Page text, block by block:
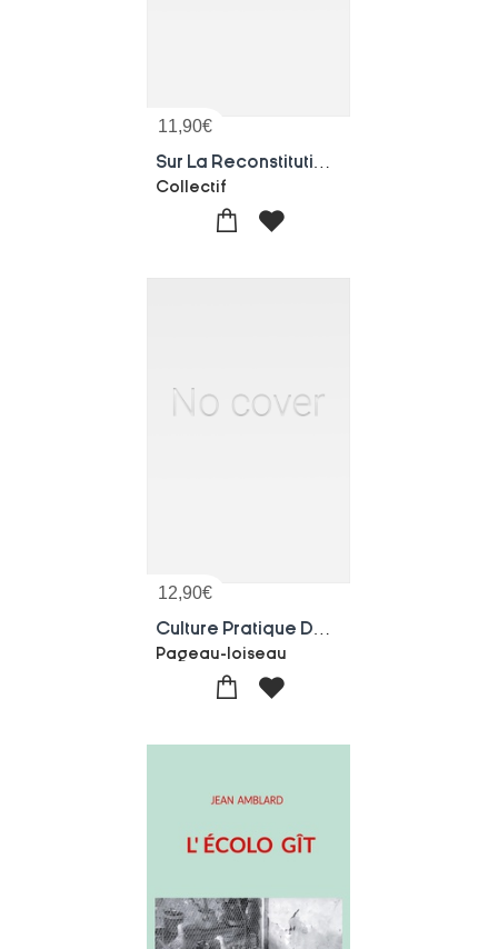
11,90€
Collectif
12,90€
Pageau-loiseau